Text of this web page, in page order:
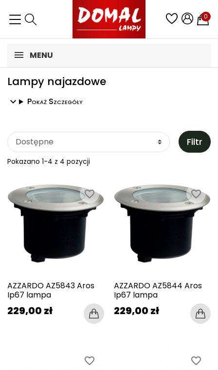
0
MENU
Lampy najazdowe
Pokaż Szczegóły
Filtr
Pokazano 1-4 z 4 pozycji
favorite_border
AZZARDO AZ5843 Aros
Ip67 lampa
229,00 zł
favorite_border
AZZARDO AZ5844 Aros
Ip67 lampa
229,00 zł
favorite_border favorite_border